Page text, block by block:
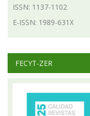
ISSN: 1137-1102
E-ISSN: 1989-631X
FECYT-ZER